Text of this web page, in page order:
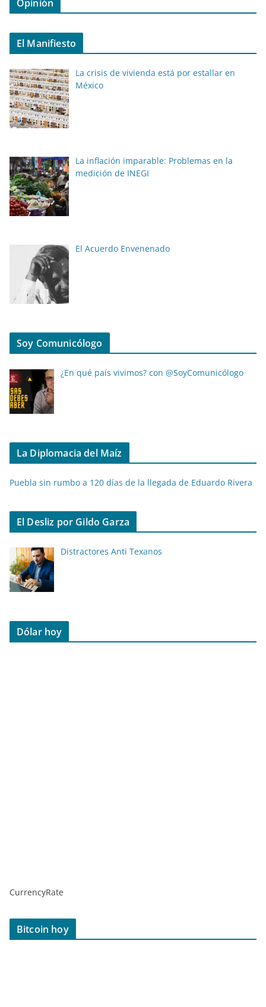
Opinión
El Manifiesto
La crisis de vivienda está por estallar en
México
La inflación imparable: Problemas en la
medición de INEGI
El Acuerdo Envenenado
Soy Comunicólogo
¿En qué país vivimos? con @SoyComunicólogo
La Diplomacia del Maíz
Puebla sin rumbo a 120 días de la llegada de Eduardo Rivera
El Desliz por Gildo Garza
Distractores Anti Texanos
Dólar hoy
CurrencyRate
Bitcoin hoy